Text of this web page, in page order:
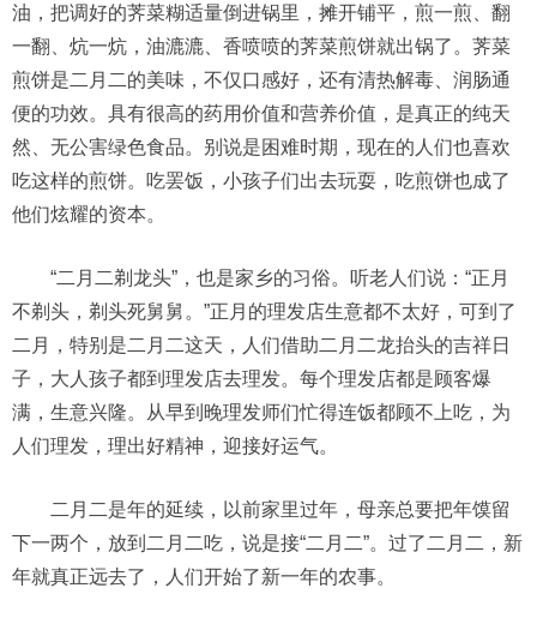
油，把调好的荠菜糊适量倒进锅里，摊开铺平，煎一煎、翻
一翻、炕一炕，油漉漉、香喷喷的荠菜煎饼就出锅了。荠菜
煎饼是二月二的美味，不仅口感好，还有清热解毒、润肠通
便的功效。具有很高的药用价值和营养价值，是真正的纯天
然、无公害绿色食品。别说是困难时期，现在的人们也喜欢
吃这样的煎饼。吃罢饭，小孩子们出去玩耍，吃煎饼也成了
他们炫耀的资本。
“二月二剃龙头”，也是家乡的习俗。听老人们说：“正月
不剃头，剃头死舅舅。”正月的理发店生意都不太好，可到了
二月，特别是二月二这天，人们借助二月二龙抬头的吉祥日
子，大人孩子都到理发店去理发。每个理发店都是顾客爆
满，生意兴隆。从早到晚理发师们忙得连饭都顾不上吃，为
人们理发，理出好精神，迎接好运气。
二月二是年的延续，以前家里过年，母亲总要把年馍留
下一两个，放到二月二吃，说是接“二月二”。过了二月二，新
年就真正远去了，人们开始了新一年的农事。